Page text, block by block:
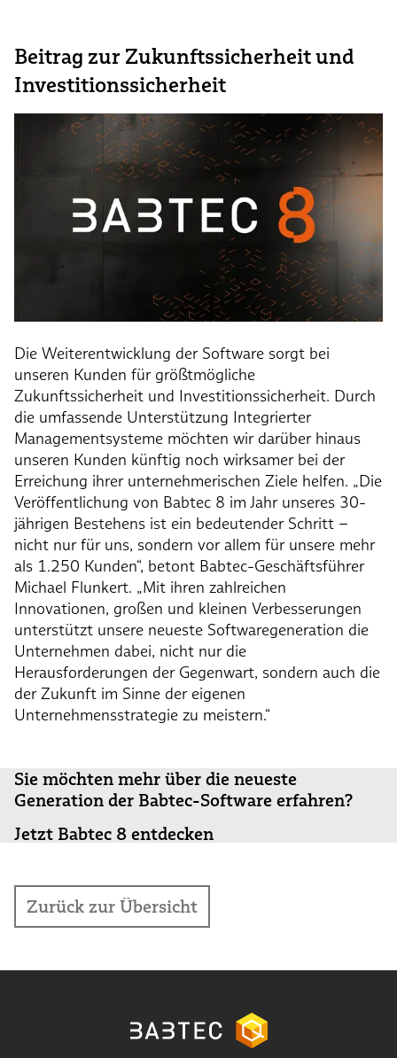
Beitrag zur Zukunftssicherheit und
Investitionssicherheit
Die Weiterentwicklung der Software sorgt bei
unseren Kunden für größtmögliche
Zukunftssicherheit und Investitionssicherheit. Durch
die umfassende Unterstützung Integrierter
Managementsysteme möchten wir darüber hinaus
unseren Kunden künftig noch wirksamer bei der
Erreichung ihrer unternehmerischen Ziele helfen. „Die
Veröffentlichung von Babtec 8 im Jahr unseres 30-
jährigen Bestehens ist ein bedeutender Schritt –
nicht nur für uns, sondern vor allem für unsere mehr
als 1.250 Kunden“, betont Babtec-Geschäftsführer
Michael Flunkert. „Mit ihren zahlreichen
Innovationen, großen und kleinen Verbesserungen
unterstützt unsere neueste Softwaregeneration die
Unternehmen dabei, nicht nur die
Herausforderungen der Gegenwart, sondern auch die
der Zukunft im Sinne der eigenen
Unternehmensstrategie zu meistern.“
Sie möchten mehr über die neueste
Generation der Babtec-Software erfahren?
Jetzt Babtec 8 entdecken
Zurück zur Übersicht